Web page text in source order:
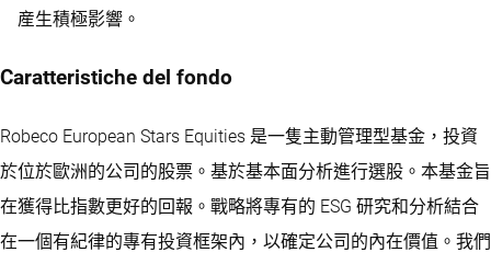
産生積極影響。
Caratteristiche del fondo
Robeco European Stars Equities 是一隻主動管理型基金，投資
於位於歐洲的公司的股票。基於基本面分析進行選股。本基金旨
在獲得比指數更好的回報。戰略將專有的 ESG 研究和分析結合
在一個有紀律的專有投資框架內，以確定公司的內在價值。我們